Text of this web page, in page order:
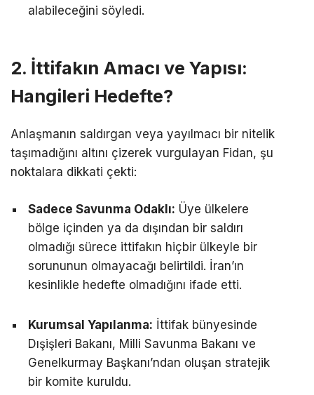
alabileceğini söyledi.
2. İttifakın Amacı ve Yapısı:
Hangileri Hedefte?
Anlaşmanın saldırgan veya yayılmacı bir nitelik
taşımadığını altını çizerek vurgulayan Fidan, şu
noktalara dikkati çekti:
Sadece Savunma Odaklı: Üye ülkelere
bölge içinden ya da dışından bir saldırı
olmadığı sürece ittifakın hiçbir ülkeyle bir
sorununun olmayacağı belirtildi. İran’ın
kesinlikle hedefte olmadığını ifade etti.
Kurumsal Yapılanma: İttifak bünyesinde
Dışişleri Bakanı, Milli Savunma Bakanı ve
Genelkurmay Başkanı’ndan oluşan stratejik
bir komite kuruldu.